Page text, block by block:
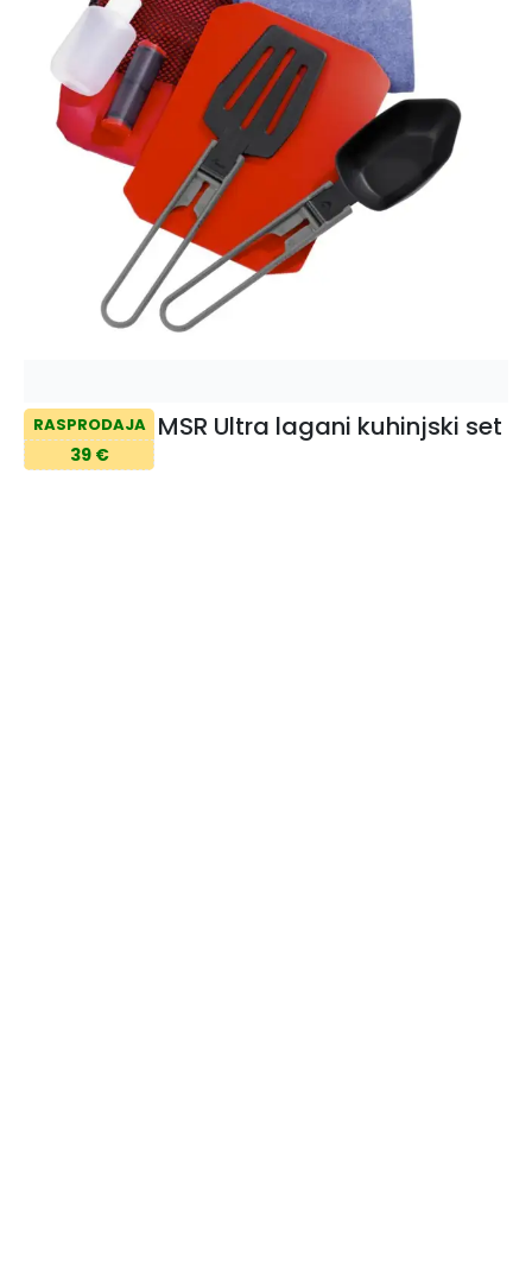
RASPRODAJA
39 €
MSR Ultra lagani kuhinjski set